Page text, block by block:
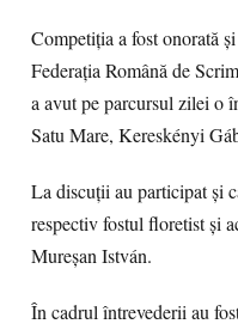
Competiția a fost onorată
Federația Română de
a avut pe parcursul zilei o
Satu Mare, Kereskényi
La discuții au participat și
respectiv fostul floretist și
Mureșan István.
În cadrul întrevederii au